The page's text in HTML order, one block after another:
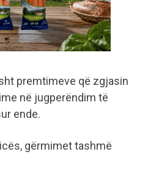
premtimeve që zgjasin
në jugperëndim të
ende.
gërmimet tashmë